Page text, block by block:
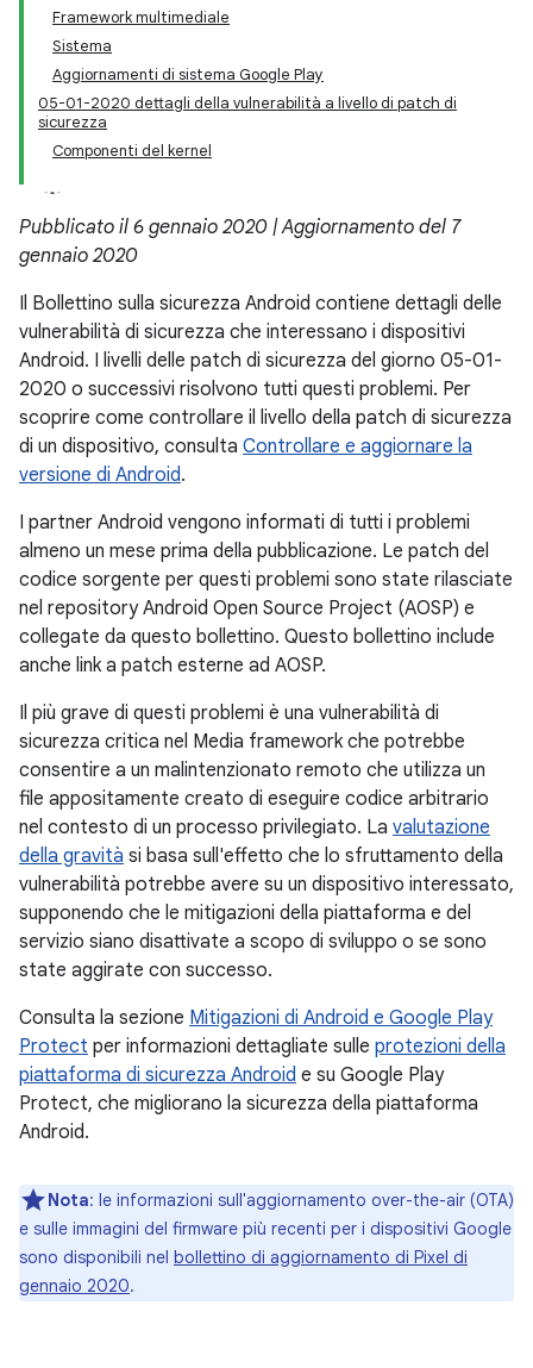
Framework multimediale
Sistema
Aggiornamenti di sistema Google Play
05-01-2020 dettagli della vulnerabilità a livello di patch di
sicurezza
Componenti del kernel
Pubblicato il 6 gennaio 2020 | Aggiornamento del 7
gennaio 2020
Il Bollettino sulla sicurezza Android contiene dettagli delle
vulnerabilità di sicurezza che interessano i dispositivi
Android. I livelli delle patch di sicurezza del giorno 05-01-
2020 o successivi risolvono tutti questi problemi. Per
scoprire come controllare il livello della patch di sicurezza
di un dispositivo, consulta Controllare e aggiornare la
versione di Android.
I partner Android vengono informati di tutti i problemi
almeno un mese prima della pubblicazione. Le patch del
codice sorgente per questi problemi sono state rilasciate
nel repository Android Open Source Project (AOSP) e
collegate da questo bollettino. Questo bollettino include
anche link a patch esterne ad AOSP.
Il più grave di questi problemi è una vulnerabilità di
sicurezza critica nel Media framework che potrebbe
consentire a un malintenzionato remoto che utilizza un
file appositamente creato di eseguire codice arbitrario
nel contesto di un processo privilegiato. La valutazione
della gravità si basa sull'effetto che lo sfruttamento della
vulnerabilità potrebbe avere su un dispositivo interessato,
supponendo che le mitigazioni della piattaforma e del
servizio siano disattivate a scopo di sviluppo o se sono
state aggirate con successo.
Consulta la sezione Mitigazioni di Android e Google Play
Protect per informazioni dettagliate sulle protezioni della
piattaforma di sicurezza Android e su Google Play
Protect, che migliorano la sicurezza della piattaforma
Android.
Nota: le informazioni sull'aggiornamento over-the-air (OTA)
e sulle immagini del firmware più recenti per i dispositivi Google
sono disponibili nel bollettino di aggiornamento di Pixel di
gennaio 2020.